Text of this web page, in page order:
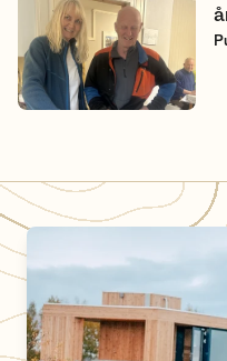
Friluftshuset med badstue